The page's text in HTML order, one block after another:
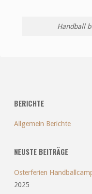
Handball
BERICHTE
Allgemein Berichte
NEUSTE BEITRÄGE
Osterferien
2025